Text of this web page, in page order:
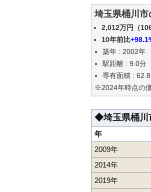
築年数で
埼玉県桶
公示地価
エリアの
自分の年収
埼玉県桶川
2,012万円（
10年前比
築年 : 2002年
駅距離 : 9.0分
専有面積 : 62.8
※2024年時点の
◆埼玉県桶川
年
2009年
2014年
2019年